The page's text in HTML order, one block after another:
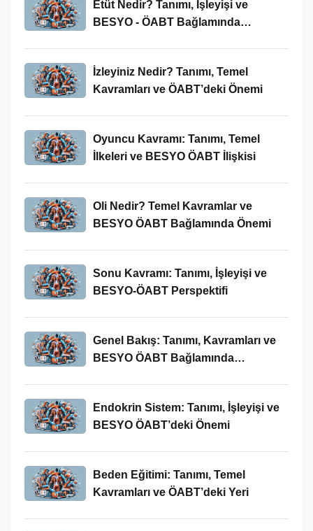
Etüt Nedir? Tanımı, İşleyişi ve
BESYO - ÖABT Bağlamında
İzleyiniz Nedir? Tanımı, Temel
Kavramları ve ÖABT’deki Önemi
Oyuncu Kavramı: Tanımı, Temel
İlkeleri ve BESYO ÖABT İlişkisi
Oli Nedir? Temel Kavramlar ve
BESYO ÖABT Bağlamında Önemi
Sonu Kavramı: Tanımı, İşleyişi ve
BESYO-ÖABT Perspektifi
Genel Bakış: Tanımı, Kavramları ve
BESYO ÖABT Bağlamında
Endokrin Sistem: Tanımı, İşleyişi ve
BESYO ÖABT’deki Önemi
Beden Eğitimi: Tanımı, Temel
Kavramları ve ÖABT’deki Yeri